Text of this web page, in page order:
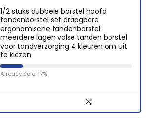
1/2 stuks dubbele borstel hoofd
tandenborstel set draagbare
ergonomische tandenborstel
meerdere lagen valse tanden borstel
voor tandverzorging 4 kleuren om uit
te kiezen
Already Sold: 17%